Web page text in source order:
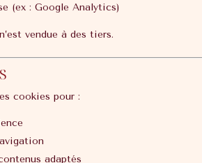
(ex : Google Analytics)
vendue à des tiers.
cookies pour :
adaptés